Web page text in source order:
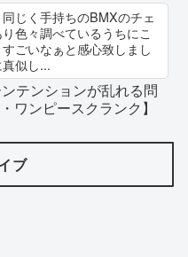
じく手持ちのBMXのチェ
色々調べているうちにこ
ごいなぁと感心致しまし
似し...
テンションが乱れる問
ンピースクランク】
ブ